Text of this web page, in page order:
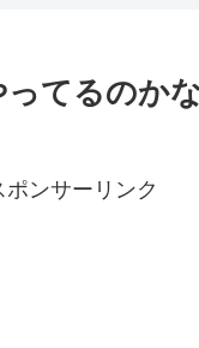
てるのか
ポンサーリンク